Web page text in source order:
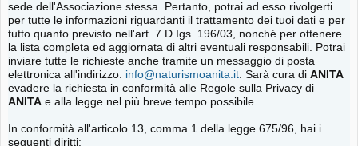
sede dell'Associazione stessa. Pertanto, potrai ad esso rivolgerti
per tutte le informazioni riguardanti il trattamento dei tuoi dati e per
tutto quanto previsto nell'art. 7 D.Igs. 196/03, nonché per ottenere
la lista completa ed aggiornata di altri eventuali responsabili. Potrai
inviare tutte le richieste anche tramite un messaggio di posta
elettronica all'indirizzo: info@naturismoanita.it . Sarà cura di ANITA
evadere la richiesta in conformità alle Regole sulla Privacy di
ANITA e alla legge nel più breve tempo possibile.
In conformità all'articolo 13, comma 1 della legge 675/96, hai i
seguenti diritti: